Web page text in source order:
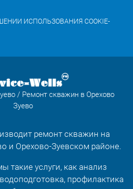
ИСПОЛЬЗОВАНИЯ COOKIE-
/ Ремонт скважин в Орехово
Зуево
ремонт скважин на
и Орехово-Зуевском районе.
такие услуги, как анализ
профилактика